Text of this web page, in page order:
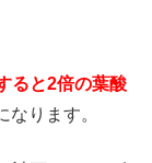
ると2倍の葉酸
なります。